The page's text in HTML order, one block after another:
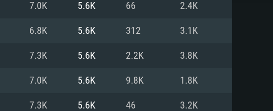
7.0K 5.6K 66 2.4K
6.8K 5.6K 312 3.1K
7.3K 5.6K 2.2K 3.8K
7.0K 5.6K 9.8K 1.8K
7.3K 5.6K 46 3.2K